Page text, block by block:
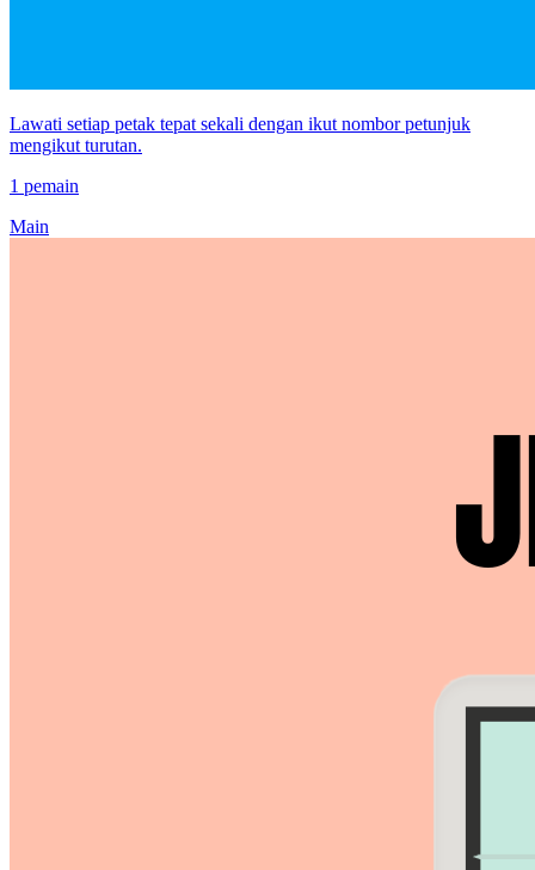
Lawati setiap petak tepat sekali dengan ikut nombor petunjuk
mengikut turutan.
1 pemain
Main